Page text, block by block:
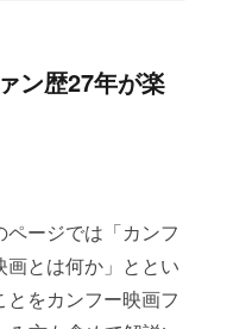
ン歴27年が楽
ページでは「カンフ
画とは何か」ととい
とをカンフー映画フ